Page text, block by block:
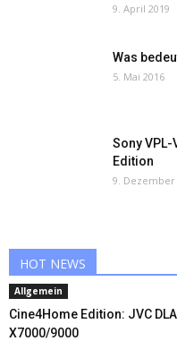
9. April 2019
Was
5. Mai 2016
Sony VPL-
Edition
9. Dezember
HOT NEWS
Allgemein
Cine4Home Edition: JVC
X7000/9000